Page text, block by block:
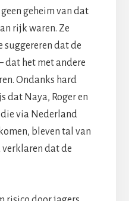
geheim van dat
rijk waren. Ze
suggereren dat de
dat het met andere
Ondanks hard
dat Naya, Roger en
via Nederland
bleven tal van
dat de